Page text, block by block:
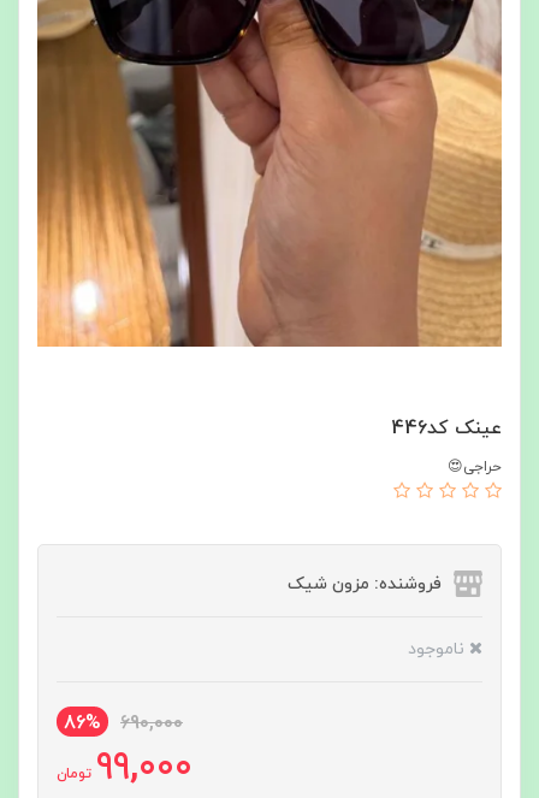
عینک کد446
حراجی😍
فروشنده: مزون شیک
ناموجود
690,000
86%
99,000 تومان